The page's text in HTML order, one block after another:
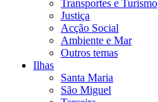
Transportes e Turismo
Justiça
Acção Social
Ambiente e Mar
Outros temas
Ilhas
Santa Maria
São Miguel